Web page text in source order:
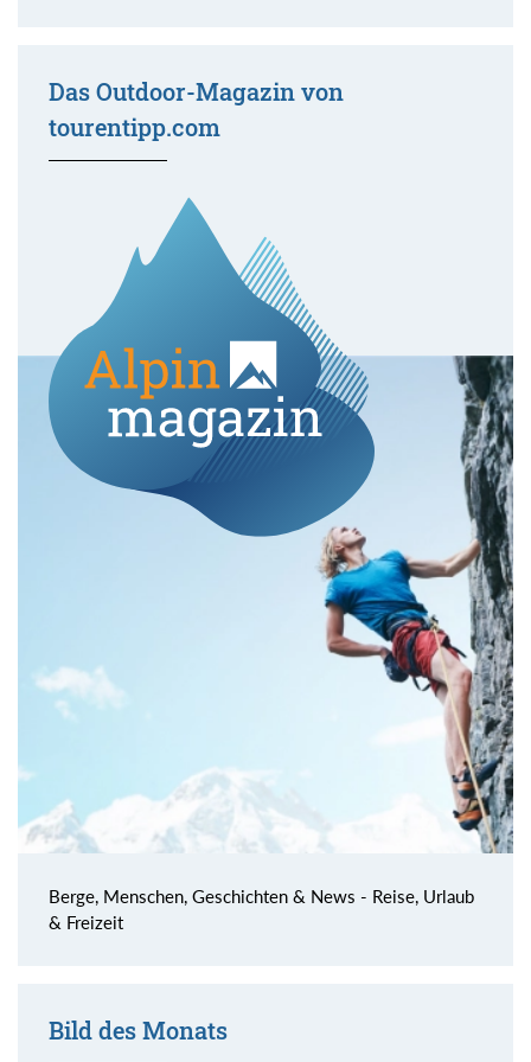
Das Outdoor-Magazin von
tourentipp.com
Berge, Menschen, Geschichten & News - Reise, Urlaub
& Freizeit
Bild des Monats